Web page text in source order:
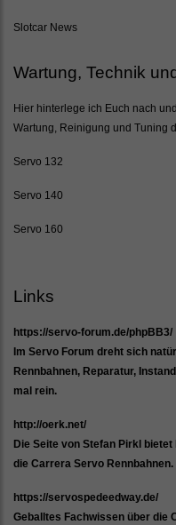
Slotcar News
Wartung, Technik
Hier hinterlege ich Euch nach
Wartung, Reinigung und Tuning
Servo 132
Servo 140
Servo 160
Links
https://servo-forum.de/phpBB3/
Im Servo Forum dreht sich
Rennbahnen, Reparatur,
mal rein.
http://oerk.net/
Die Seite von Stefan Pirkl
die Carrera Servo Rennbahnen.
https://servospedeedway.de/
Geballtes Fachwissen über die